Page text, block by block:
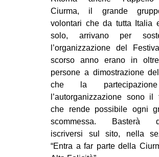
Ciurma, il grande
volontari che da tutta Italia
solo, arrivano per
l’organizzazione del
scorso anno erano in
persone a dimostrazione
che la
l’autorganizzazione sono il
che rende possibile ogni
scommessa. Basterà
iscriversi sul sito, nella
“Entra a far parte della